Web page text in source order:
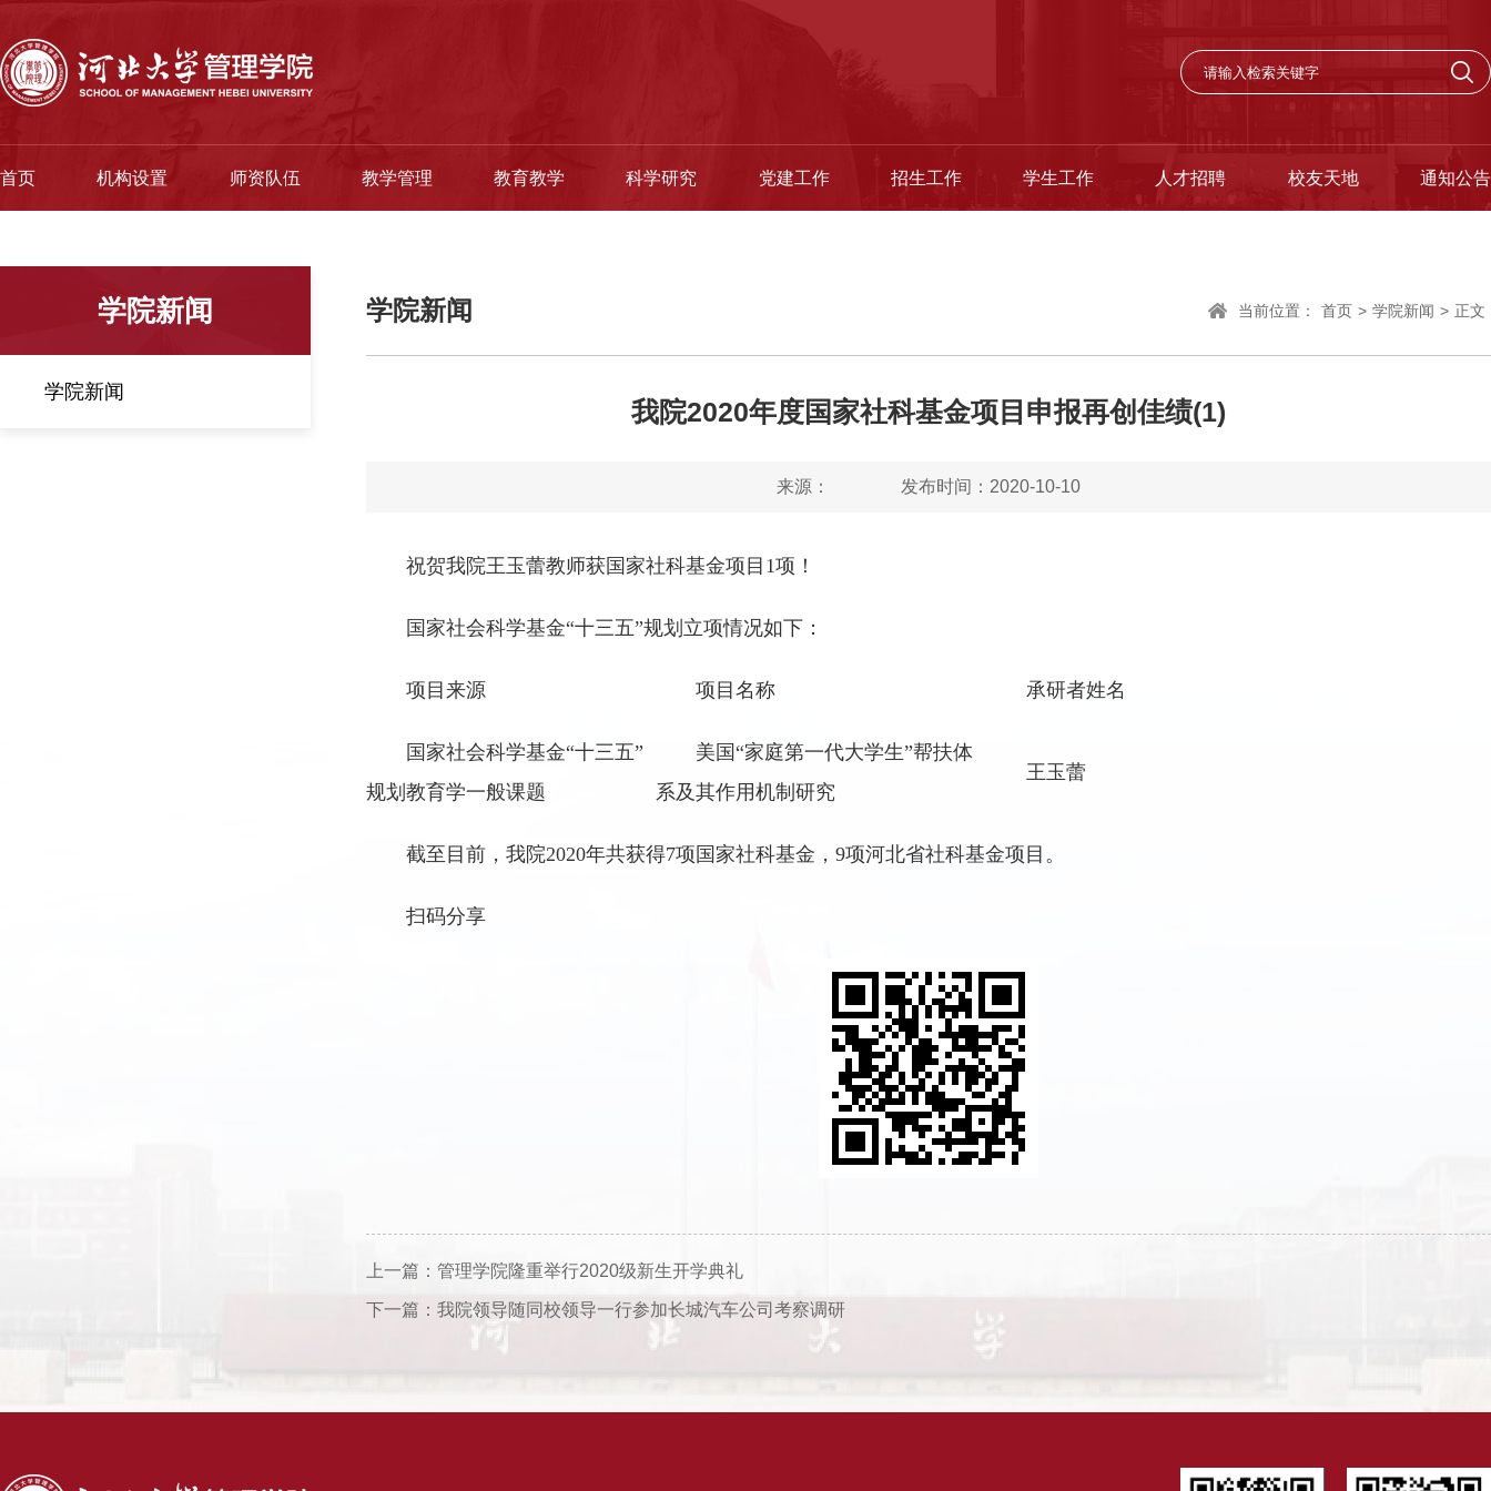
首页 机构设置 师资队伍 教学管理 教育教学 科学研究 党建工作 招生工作 学生工作 人才招聘 校友天地 通知公告
学院新闻
学院新闻
学院新闻 当前位置： 首页 > 学院新闻 > 正文
我院2020年度国家社科基金项目申报再创佳绩(1)
来源： 发布时间：2020-10-10
祝贺我院王玉蕾教师获国家社科基金项目1项！
国家社会科学基金“十三五”规划立项情况如下：
项目来源 项目名称 承研者姓名
国家社会科学基金“十三五”
规划教育学一般课题
美国“家庭第一代大学生”帮扶体
系及其作用机制研究
王玉蕾
截至目前，我院2020年共获得7项国家社科基金，9项河北省社科基金项目。
扫码分享
上一篇： 管理学院隆重举行2020级新生开学典礼
下一篇： 我院领导随同校领导一行参加长城汽车公司考察调研